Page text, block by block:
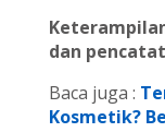
dan
Baca juga :
Kosmetik?